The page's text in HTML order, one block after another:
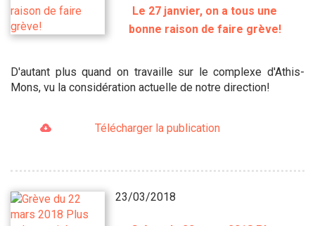
Le 27 janvier, on a tous une
bonne raison de faire grève!
D'autant plus quand on travaille sur le complexe d'Athis-
Mons, vu la considération actuelle de notre direction!
Télécharger la publication
23/03/2018